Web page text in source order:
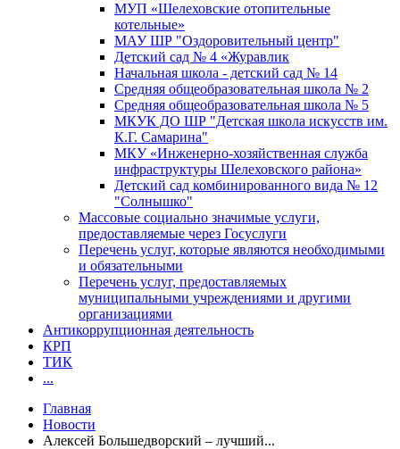
МУП «Шелеховские отопительные
котельные»
МАУ ШР "Оздоровительный центр"
Детский сад № 4 «Журавлик
Начальная школа - детский сад № 14
Средняя общеобразовательная школа № 2
Средняя общеобразовательная школа № 5
МКУК ДО ШР "Детская школа искусств им.
К.Г. Самарина"
МКУ «Инженерно-хозяйственная служба
инфраструктуры Шелеховского района»
Детский сад комбинированного вида № 12
"Солнышко"
Массовые социально значимые услуги,
предоставляемые через Госуслуги
Перечень услуг, которые являются необходимыми
и обязательными
Перечень услуг, предоставляемых
муниципальными учреждениями и другими
организациями
Антикоррупционная деятельность
КРП
ТИК
...
Главная
Новости
Алексей Большедворский – лучший...